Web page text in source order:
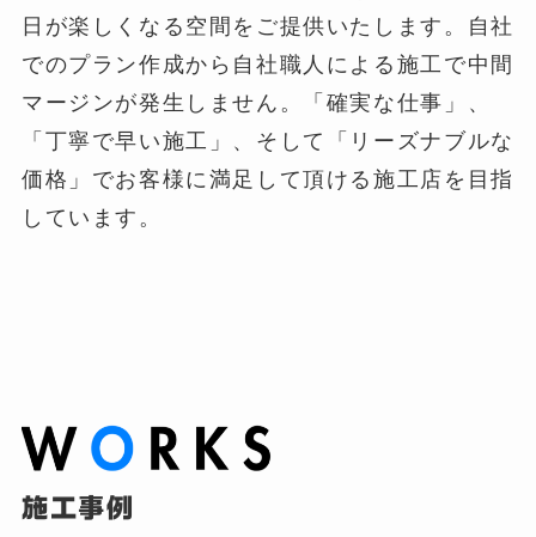
日が楽しくなる空間をご提供いたします。自社
でのプラン作成から自社職人による施工で中間
マージンが発生しません。「確実な仕事」、
「丁寧で早い施工」、そして「リーズナブルな
価格」でお客様に満足して頂ける施工店を目指
しています。
施工事例